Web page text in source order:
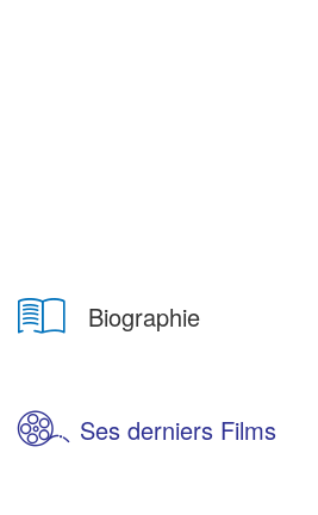
Biographie
Ses derniers Films